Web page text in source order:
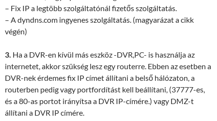
– Fix IP a legtöbb szolgáltatónál fizetős szolgáltatás.
– A dyndns.com ingyenes szolgáltatás. (magyarázat a cikk
végén)
3. Ha a DVR-en kívül más eszköz -DVR,PC- is használja az
internetet, akkor szükség lesz egy routerre. Ebben az esetben a
DVR-nek érdemes fix IP címet állítani a belső hálózaton, a
routerben pedig vagy portfordítást kell beállítani, (37777-es,
és a 80-as portot irányítsa a DVR IP-címére.) vagy DMZ-t
állítani a DVR IP címére.